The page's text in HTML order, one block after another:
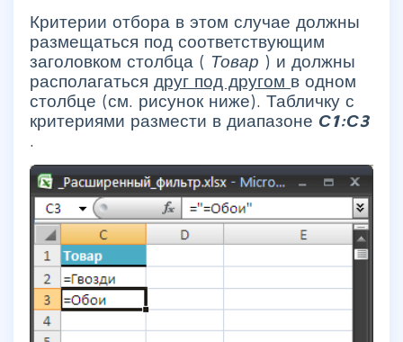
Критерии отбора в этом случае должны
размещаться под соответствующим
заголовком столбца ( Товар ) и должны
располагаться друг под другом в одном
столбце (см. рисунок ниже). Табличку с
критериями размести в диапазоне С1:С3
.